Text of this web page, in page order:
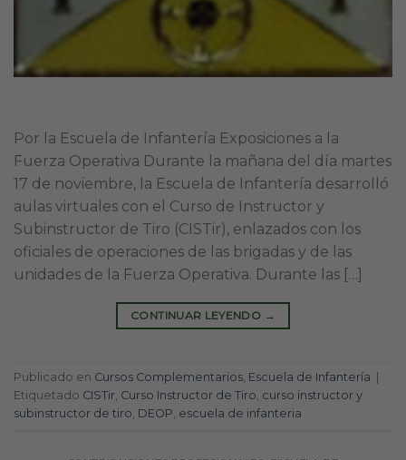
Por la Escuela de Infantería Exposiciones a la
Fuerza Operativa Durante la mañana del día martes
17 de noviembre, la Escuela de Infantería desarrolló
aulas virtuales con el Curso de Instructor y
Subinstructor de Tiro (CISTir), enlazados con los
oficiales de operaciones de las brigadas y de las
unidades de la Fuerza Operativa. Durante las […]
CONTINUAR LEYENDO →
Publicado en Cursos Complementarios, Escuela de Infantería
Etiquetado CISTir, Curso Instructor de Tiro, curso instructor y
subinstructor de tiro, DEOP, escuela de infanteria